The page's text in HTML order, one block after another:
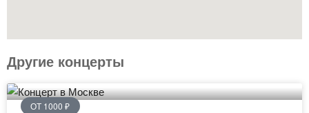
Другие концерты
ОТ 1000 ₽